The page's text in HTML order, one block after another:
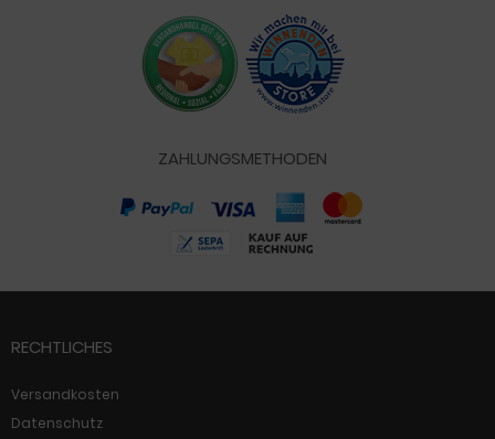
ZAHLUNGSMETHODEN
RECHTLICHES
Versandkosten
Datenschutz